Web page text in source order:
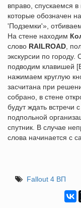
вправо, спускаемся
которые обозначен
'Подземки'»,
На стене находим
слово RAILROAD ,
экскурсии по
подводим клавишей
нажимаем круглую
засчитана при
собрано, в стене
будут ждать встречи
подпольной
спутник. В случае
слова начинается с
Fallout 4 ВП